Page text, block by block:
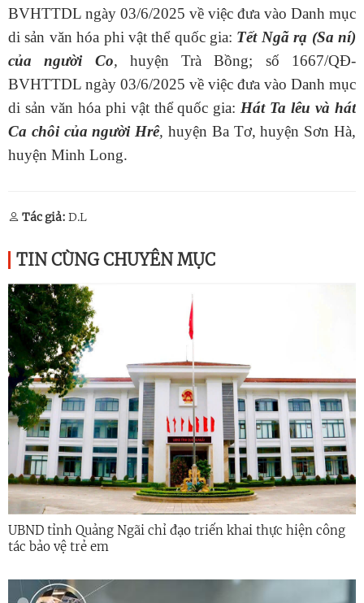
BVHTTDL ngày 03/6/2025 về việc đưa vào Danh mục
di sản văn hóa phi vật thể quốc gia: Tết Ngã rạ (Sa ní)
của người Co, huyện Trà Bồng; số 1667/QĐ-
BVHTTDL ngày 03/6/2025 về việc đưa vào Danh mục
di sản văn hóa phi vật thể quốc gia:Hát Ta lêu và hát
Ca chôi của người Hrê, huyện Ba Tơ, huyện Sơn Hà,
huyện Minh Long.
Tác giả: D.L
TIN CÙNG CHUYÊN MỤC
UBND tỉnh Quảng Ngãi chỉ đạo triển khai thực hiện công
tác bảo vệ trẻ em